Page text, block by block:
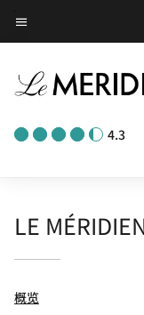
Skip
to
content
菜单文本
4.3
LE
概览